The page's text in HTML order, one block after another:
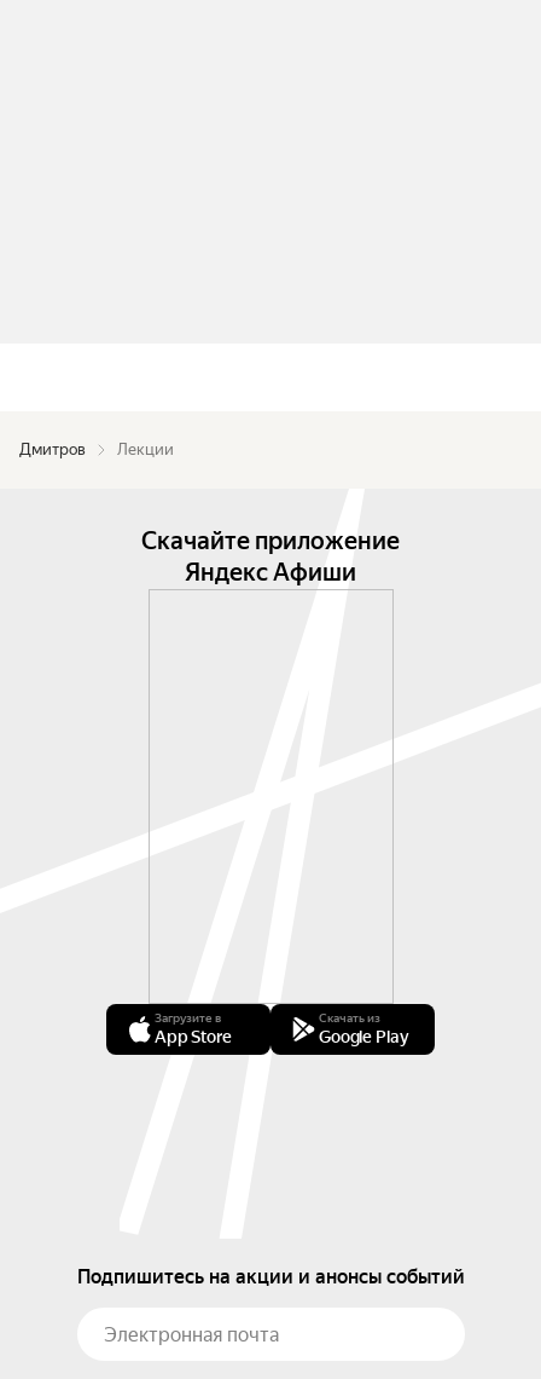
Дмитров Лекции
Скачайте приложение
Яндекс Афиши
Загрузите в
App Store
Скачать из
Google Play
Подпишитесь на акции и анонсы событий